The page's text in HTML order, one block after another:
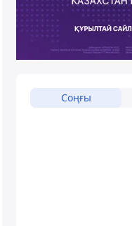
Соңғы